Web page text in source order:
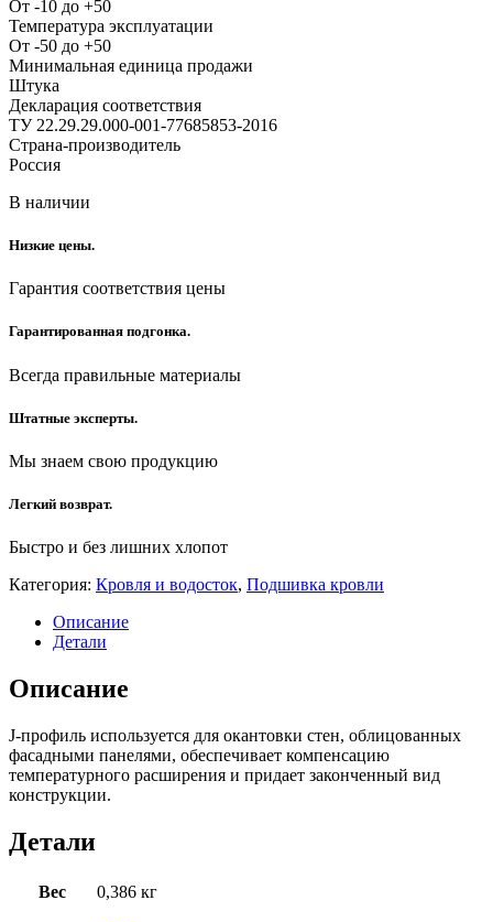
От -10 до +50
Температура эксплуатации
От -50 до +50
Минимальная единица продажи
Штука
Декларация соответствия
ТУ 22.29.29.000-001-77685853-2016
Страна-производитель
Россия
В наличии
Низкие цены.
Гарантия соответствия цены
Гарантированная подгонка.
Всегда правильные материалы
Штатные эксперты.
Мы знаем свою продукцию
Легкий возврат.
Быстро и без лишних хлопот
Категория: Кровля и водосток, Подшивка кровли
Описание
Детали
Описание
J-профиль используется для окантовки стен, облицованных
фасадными панелями, обеспечивает компенсацию
температурного расширения и придает законченный вид
конструкции.
Детали
Вес 0,386 кг